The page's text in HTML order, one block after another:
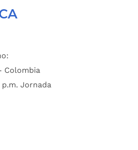
Colombia
Jornada